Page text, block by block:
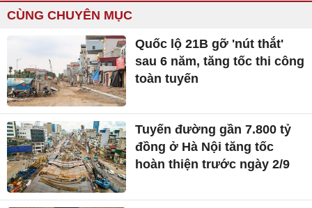
CÙNG CHUYÊN MỤC
Quốc lộ 21B gỡ 'nút thắt'
sau 6 năm, tăng tốc thi công
toàn tuyến
Tuyến đường gần 7.800 tỷ
đồng ở Hà Nội tăng tốc
hoàn thiện trước ngày 2/9